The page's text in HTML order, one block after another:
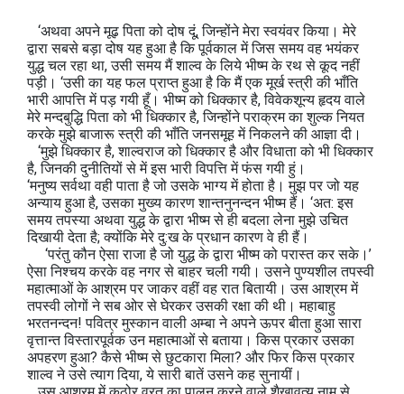
‘अथवा अपने मूढ़ पिता को दोष दूं, जिन्होंने मेरा स्वयंवर किया। मेरे
द्वारा सबसे बड़ा दोष यह हुआ है कि पूर्वकाल में जिस समय वह भयंकर
युद्ध चल रहा था, उसी समय मैं शाल्व के लिये भीष्‍म के रथ से कूद नहीं
पड़ी। ‘उसी का यह फल प्राप्त हुआ है कि मैं एक मूर्ख स्त्री की भाँति
भारी आपत्ति में पड़ गयी हूँ। भीष्‍म को धिक्कार है, विवेकशून्य हृदय वाले
मेरे मन्दबुद्धि पिता को भी धिक्कार है, जिन्होंने पराक्रम का शुल्क नियत
करके मुझे बाजारू स्त्री की भाँति जनसमूह में निकलने की आज्ञा दी।
‘मुझे धिक्कार है, शाल्वराज को धिक्कार है और विधाता को भी धिक्कार
है, जिनकी दुनीतियों से में इस भारी विपत्ति में फंस गयी हुं।
‘मनुष्‍य सर्वथा वही पाता है जो उसके भाग्य में होता है। मुझ पर जो यह
अन्याय हुआ है, उसका मुख्‍य कारण शान्तनुनन्दन भीष्‍म हैं। ‘अत: इस
समय तपस्या अथवा युद्ध के द्वारा भीष्‍म से ही बदला लेना मुझे उचित
दिखायी देता है; क्योंकि मेरे दु:ख के प्रधान कारण वे ही हैं।
‘परं‍तु कौन ऐसा राजा है जो युद्ध के द्वारा भीष्‍म को परास्त कर सके।’
ऐसा निश्‍चय करके वह नगर से बाहर चली गयी। उसने पुण्‍यशील तपस्वी
महात्माओं के आश्रम पर जाकर वहीं वह रात बितायी। उस आश्रम में
तपस्वी लोगों ने सब ओर से घेरकर उसकी रक्षा की थी। महाबाहु
भरतनन्दन! पवित्र मुस्कान वाली अम्बा ने अपने ऊपर बीता हुआ सारा
वृत्तान्त विस्तारपूर्वक उन महात्माओं से बताया। किस प्रकार उसका
अपहरण हुआ? कैसे भीष्‍म से छुटकारा मिला? और फिर किस प्रकार
शाल्व ने उसे त्याग दिया, ये सारी बातें उसने कह सुनायीं।